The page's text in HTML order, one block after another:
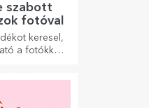
szabott
fotóval
keresel,
a fotókkal/